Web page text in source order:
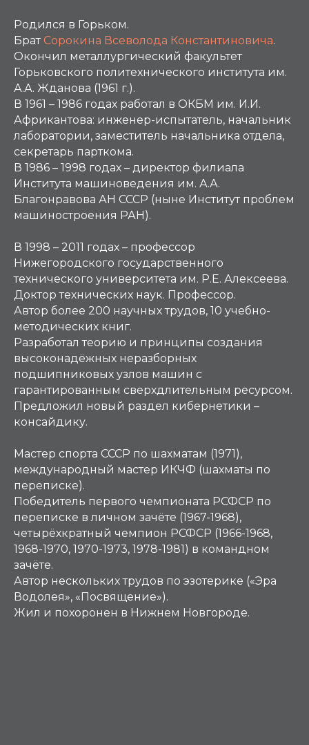
Родился в Горьком.
Брат Сорокина Всеволода Константиновича.
Окончил металлургический факультет
Горьковского политехнического института им.
А.А. Жданова (1961 г.).
В 1961 – 1986 годах работал в ОКБМ им. И.И.
Африкантова: инженер-испытатель, начальник
лаборатории, заместитель начальника отдела,
секретарь парткома.
В 1986 – 1998 годах – директор филиала
Института машиноведения им. А.А.
Благонравова АН СССР (ныне Институт проблем
машиностроения РАН).
В 1998 – 2011 годах – профессор
Нижегородского государственного
технического университета им. Р.Е. Алексеева.
Доктор технических наук. Профессор.
Автор более 200 научных трудов, 10 учебно-
методических книг.
Разработал теорию и принципы создания
высоконадёжных неразборных
подшипниковых узлов машин с
гарантированным сверхдлительным ресурсом.
Предложил новый раздел кибернетики –
консайдику.
Мастер спорта СССР по шахматам (1971),
международный мастер ИКЧФ (шахматы по
переписке).
Победитель первого чемпионата РСФСР по
переписке в личном зачёте (1967-1968),
четырёхкратный чемпион РСФСР (1966-1968,
1968-1970, 1970-1973, 1978-1981) в командном
зачёте.
Автор нескольких трудов по эзотерике («Эра
Водолея», «Посвящение»).
Жил и похоронен в Нижнем Новгороде.